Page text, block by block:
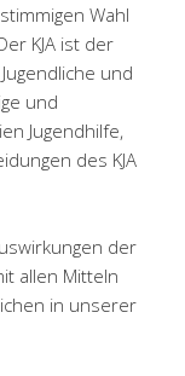
Wahl
KJA ist der
und
und
Jugendhilfe,
des KJA
der
allen Mitteln
in unserer